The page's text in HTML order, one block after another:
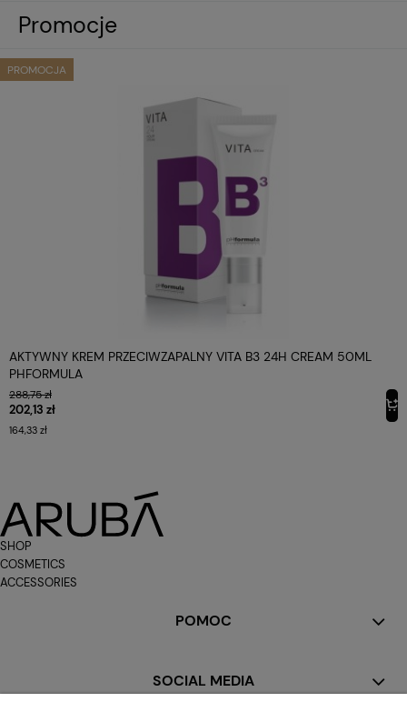
Promocje
PROMOCJA
AKTYWNY KREM PRZECIWZAPALNY VITA B3 24H CREAM 50ML
PHFORMULA
288,75 zł
202,13 zł
164,33 zł
SHOP
COSMETICS
ACCESSORIES
POMOC
SOCIAL MEDIA